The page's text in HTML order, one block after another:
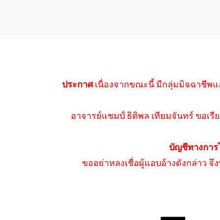
ประกาศเนื่องจากขณะนี้ มีกลุ่มมิจฉาชีพแ
อาจารย์แชมป์ ธิติพล เทียมจันทร์ ขอเรี
บัญชีทางการ
ขออย่าหลงเชื่อผู้แอบอ้างดังกล่าว